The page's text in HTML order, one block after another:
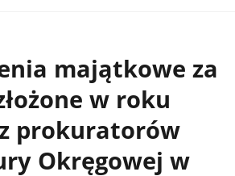
majątkowe za
w roku
prokuratorów
Okręgowej w